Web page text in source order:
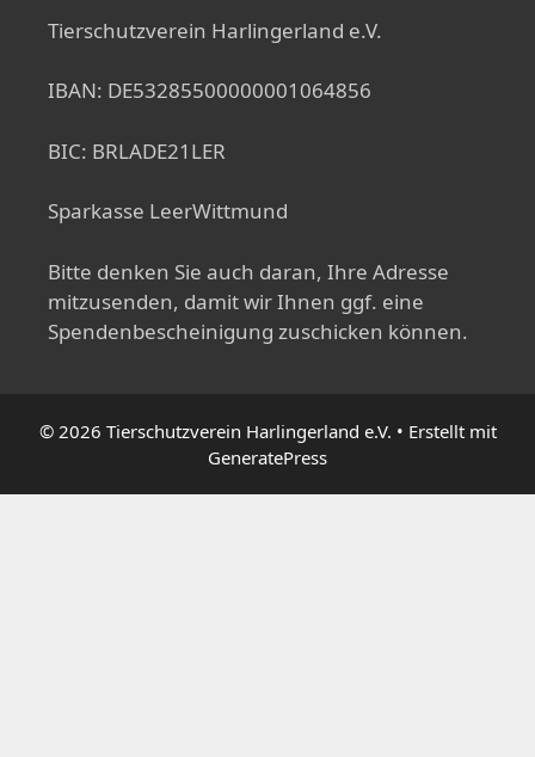
Tierschutzverein Harlingerland e.V.
IBAN: DE53285500000001064856
BIC: BRLADE21LER
Sparkasse LeerWittmund
Bitte denken Sie auch daran, Ihre Adresse
mitzusenden, damit wir Ihnen ggf. eine
Spendenbescheinigung zuschicken können.
© 2026 Tierschutzverein Harlingerland e.V. • Erstellt mit
GeneratePress